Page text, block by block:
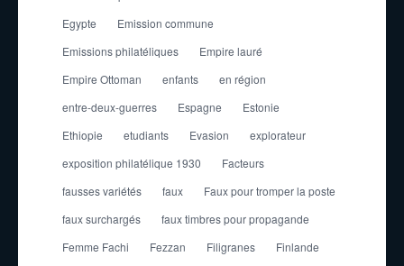
Egypte
Emission commune
Emissions philatéliques
Empire lauré
Empire Ottoman
enfants
en région
entre-deux-guerres
Espagne
Estonie
Ethiopie
etudiants Evasion
explorateur
exposition philatélique 1930
Facteurs
fausses variétés
faux
Faux pour tromper la poste
faux surchargés
faux timbres pour propagande
Femme Fachi
Fezzan Filigranes
Finlande